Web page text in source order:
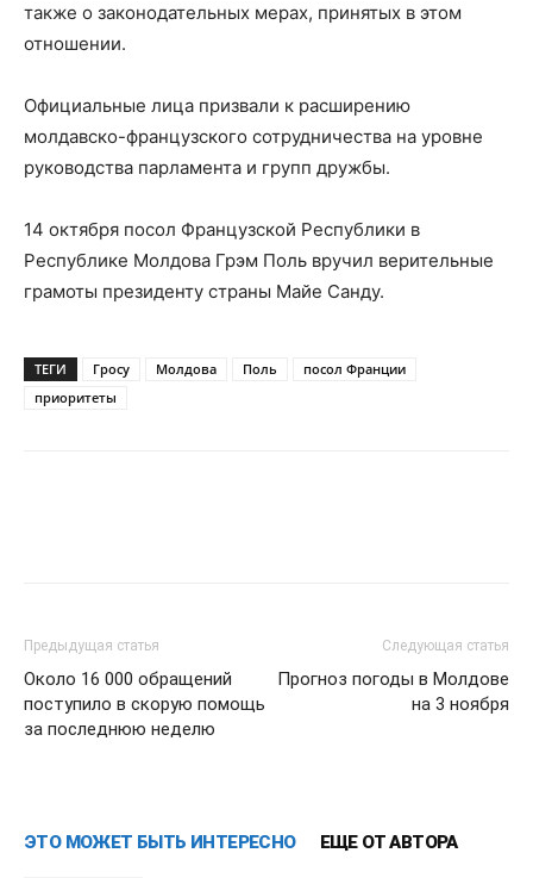
также о законодательных мерах, принятых в этом
отношении.
Официальные лица призвали к расширению
молдавско-французского сотрудничества на уровне
руководства парламента и групп дружбы.
14 октября посол Французской Республики в
Республике Молдова Грэм Поль вручил верительные
грамоты президенту страны Майе Санду.
ТЕГИ Гросу Молдова Поль
посол Франции
приоритеты
Предыдущая статья
Около 16 000 обращений
поступило в скорую помощь
за последнюю неделю
Следующая статья
Прогноз погоды в Молдове
на 3 ноября
ЭТО МОЖЕТ БЫТЬ ИНТЕРЕСНО ЕЩЕ ОТ АВТОРА